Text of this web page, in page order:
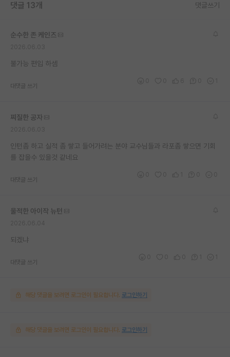
댓글 13개 댓글쓰기
순수한 존 케인즈
불가능 편입 하셈
대댓글 쓰기
찌질한 공자
인턴좀 하고 실적 좀 쌓고 들어가려는 분야 교수님들과 라포좀 쌓으면 기회
를 잡을수 있을것 같네요
대댓글 쓰기
울적한 아이작 뉴턴
되겠냐
대댓글 쓰기
해당 댓글을 보려면 로그인이 필요합니다. 로그인하기
해당 댓글을 보려면 로그인이 필요합니다. 로그인하기